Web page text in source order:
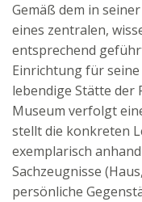
Gemäß dem in
eines zentralen,
entsprechend
Einrichtung für
lebendige Stätte der
Museum verfolgt
stellt die konkreten
exemplarisch
Sachzeugnisse
persönliche